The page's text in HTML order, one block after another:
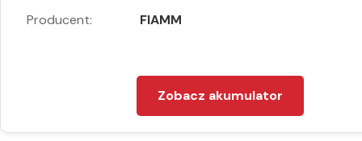
Producent: FIAMM
Zobacz akumulator